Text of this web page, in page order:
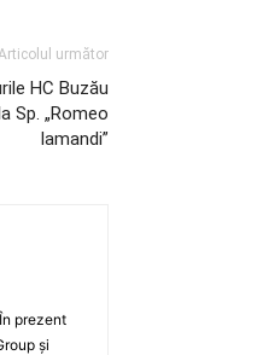
Articolul următor
HC Buzău
Sp. „Romeo
Iamandi”
prezent
şi